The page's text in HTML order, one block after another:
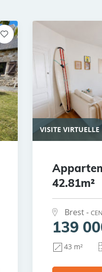
VISITE VIRTUELLE
42.81m²
Brest -
139
43 m²